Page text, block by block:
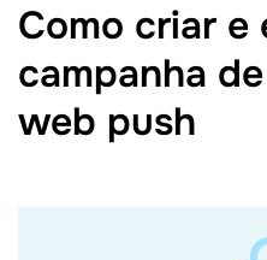
Como criar e
campanha
web push